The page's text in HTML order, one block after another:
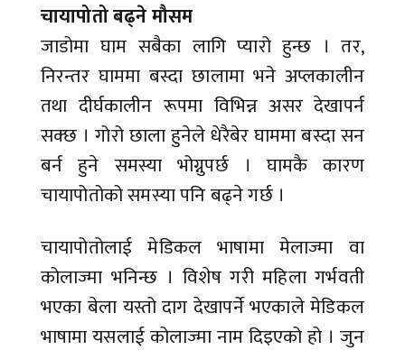
चायापोतो बढ्ने मौसम
जाडोमा घाम सबैका लागि प्यारो हुन्छ । तर,
निरन्तर घाममा बस्दा छालामा भने अप्लकालीन
तथा दीर्घकालीन रूपमा विभिन्न असर देखापर्न
सक्छ । गोरो छाला हुनेले धेरैबेर घाममा बस्दा सन
बर्न हुने समस्या भोग्नुपर्छ । घामकै कारण
चायापोतोको समस्या पनि बढ्ने गर्छ ।
चायापोतोलाई मेडिकल भाषामा मेलाज्मा वा
कोलाज्मा भनिन्छ । विशेष गरी महिला गर्भवती
भएका बेला यस्तो दाग देखापर्ने भएकाले मेडिकल
भाषामा यसलाई कोलाज्मा नाम दिइएको हो । जुन